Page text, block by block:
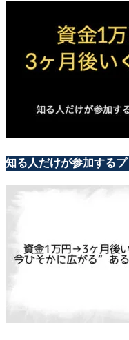
知る人だけが参加するプ